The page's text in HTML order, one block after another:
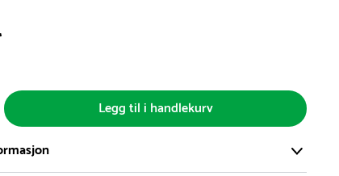
Legg til i handlekurv